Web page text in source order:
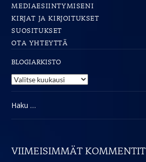
MEDIAESIINTYMISENI
KIRJAT JA KIRJOITUKSET
SUOSITUKSET
OTA YHTEYTTÄ
BLOGIARKISTO
Blogiarkisto
Haku:
VIIMEISIMMÄT KOMMENTIT